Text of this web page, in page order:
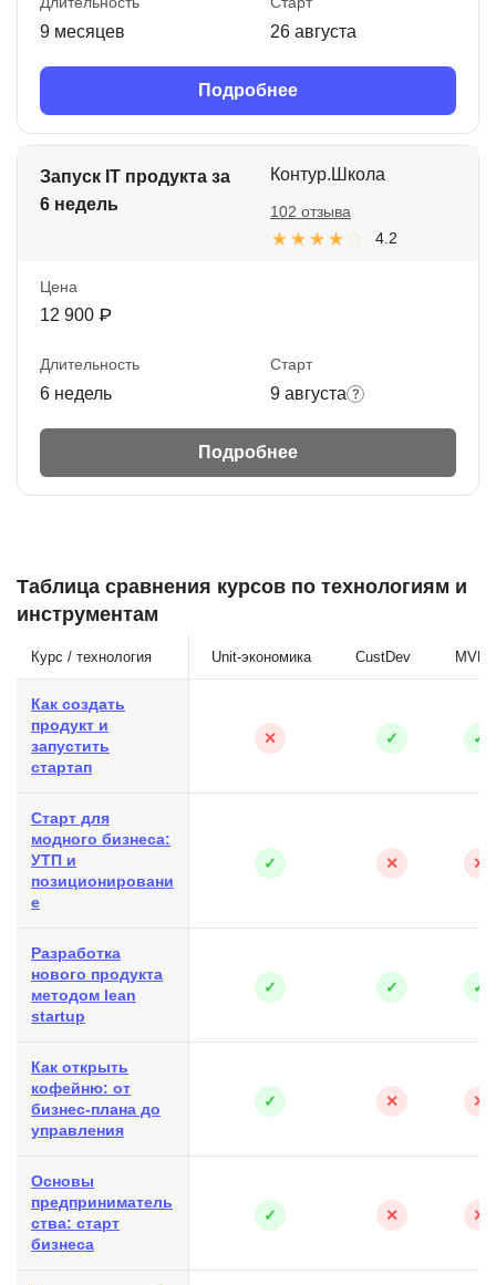
9 месяцев 26 августа
Подробнее
Запуск IT продукта за
6 недель
Контур.Школа
4.2
102 отзыва
Цена
12 900 ₽
Длительность
6 недель
Старт
9 августа
Подробнее
Таблица сравнения курсов по технологиям и
инструментам
Курс / технология Unit-экономика CustDev MVP
Как создать
продукт и
запустить
стартап
✕ ✓ ✓
Старт для
модного бизнеса:
УТП и
позиционировани
е
✓ ✕ ✕
Разработка
нового продукта
методом lean
startup
✓ ✓ ✓
Как открыть
кофейню: от
бизнес-плана до
управления
✓ ✕ ✕
Основы
предприниматель
ства: старт
бизнеса
✓ ✕ ✕